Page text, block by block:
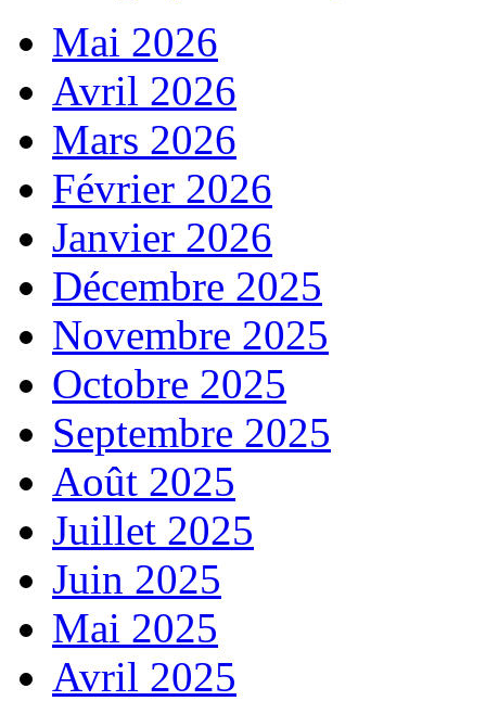
Mai 2026
Avril 2026
Mars 2026
Février 2026
Janvier 2026
Décembre 2025
Novembre 2025
Octobre 2025
Septembre 2025
Août 2025
Juillet 2025
Juin 2025
Mai 2025
Avril 2025